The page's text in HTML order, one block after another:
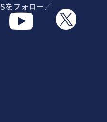
をフォロー／
 